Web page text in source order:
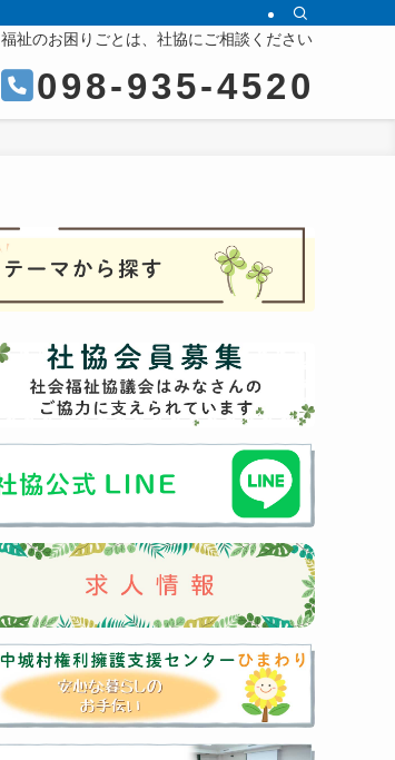
福祉のお困りごとは、社協にご相談ください
098-935-4520